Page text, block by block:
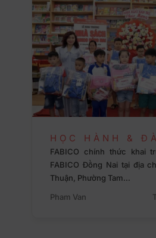
HỌC HÀNH &
FABICO chính thức khai
FABICO Đồng Nai tại địa
Thuận, Phường Tam…
Pham Van